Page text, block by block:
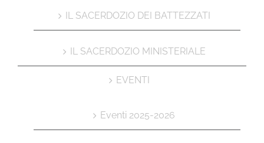
IL SACERDOZIO DEI BATTEZZATI
IL SACERDOZIO MINISTERIALE
EVENTI
Eventi 2025-2026